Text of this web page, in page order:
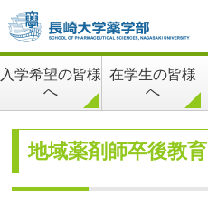
入学希望の皆様
へ
在学生の皆様
へ
地域薬剤師卒後教育